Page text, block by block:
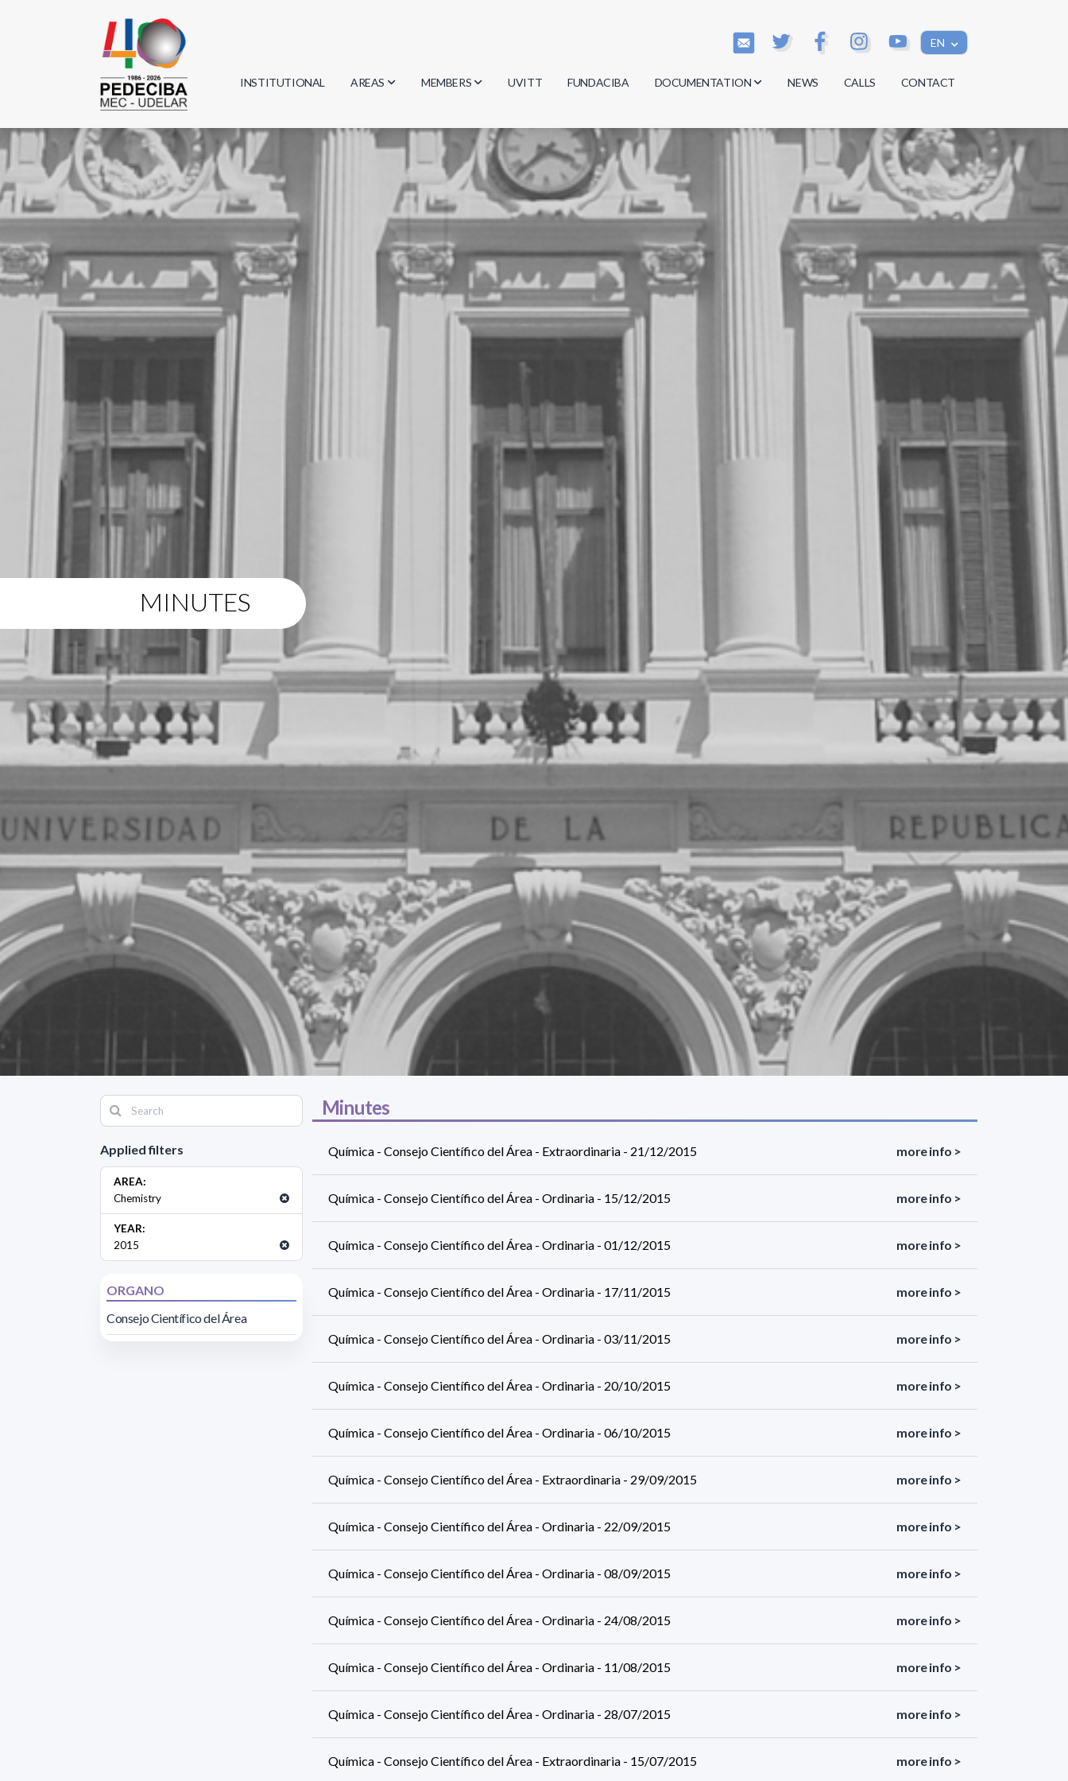
EN
INSTITUTIONAL AREAS
Biology
Geosciences
Computer Science
Mathematics
Chemistry
MEMBERS
Researchers
Students
Graduates
UVITT FUNDACIBA DOCUMENTATION
Minutes
Regulations
Documents
NEWS CALLS CONTACT
MINUTES
Applied filters
AREA:
Chemistry
YEAR:
2015
ORGANO
Consejo Científico del Área
Minutes
Química - Consejo Científico del Área - Extraordinaria - 21/12/2015 more info >
Química - Consejo Científico del Área - Ordinaria - 15/12/2015 more info >
Química - Consejo Científico del Área - Ordinaria - 01/12/2015 more info >
Química - Consejo Científico del Área - Ordinaria - 17/11/2015 more info >
Química - Consejo Científico del Área - Ordinaria - 03/11/2015 more info >
Química - Consejo Científico del Área - Ordinaria - 20/10/2015 more info >
Química - Consejo Científico del Área - Ordinaria - 06/10/2015 more info >
Química - Consejo Científico del Área - Extraordinaria - 29/09/2015 more info >
Química - Consejo Científico del Área - Ordinaria - 22/09/2015 more info >
Química - Consejo Científico del Área - Ordinaria - 08/09/2015 more info >
Química - Consejo Científico del Área - Ordinaria - 24/08/2015 more info >
Química - Consejo Científico del Área - Ordinaria - 11/08/2015 more info >
Química - Consejo Científico del Área - Ordinaria - 28/07/2015 more info >
Química - Consejo Científico del Área - Extraordinaria - 15/07/2015 more info >